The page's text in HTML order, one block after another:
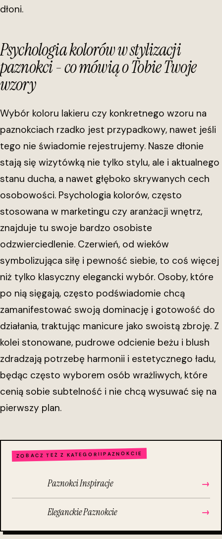
dłoni.
Psychologia kolorów w stylizacji
paznokci - co mówią o Tobie Twoje
wzory
Wybór koloru lakieru czy konkretnego wzoru na
paznokciach rzadko jest przypadkowy, nawet jeśli
tego nie świadomie rejestrujemy. Nasze dłonie
stają się wizytówką nie tylko stylu, ale i aktualnego
stanu ducha, a nawet głęboko skrywanych cech
osobowości. Psychologia kolorów, często
stosowana w marketingu czy aranżacji wnętrz,
znajduje tu swoje bardzo osobiste
odzwierciedlenie. Czerwień, od wieków
symbolizująca siłę i pewność siebie, to coś więcej
niż tylko klasyczny elegancki wybór. Osoby, które
po nią sięgają, często podświadomie chcą
zamanifestować swoją dominację i gotowość do
działania, traktując manicure jako swoistą zbroję. Z
kolei stonowane, pudrowe odcienie beżu i blush
zdradzają potrzebę harmonii i estetycznego ładu,
będąc często wyborem osób wrażliwych, które
cenią sobie subtelność i nie chcą wysuwać się na
pierwszy plan.
ZOBACZ TEŻ Z KATEGORIIPAZNOKCIE
Paznokci Inspiracje →
Eleganckie Paznokcie →